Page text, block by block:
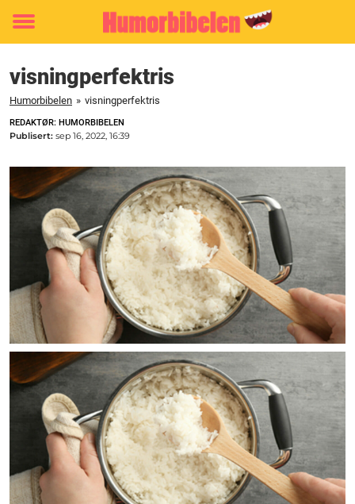
Toggle
visningperfektris
Humorbibelen » visningperfektris
REDAKTØR: HUMORBIBELEN
Publisert: sep 16, 2022, 16:39